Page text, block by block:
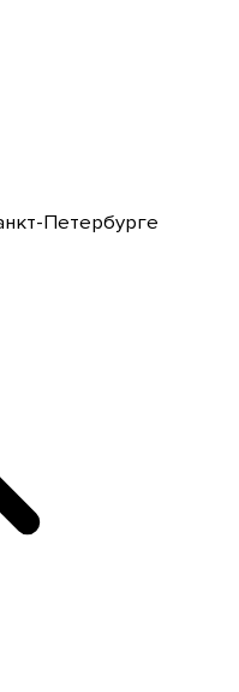
Петербурге